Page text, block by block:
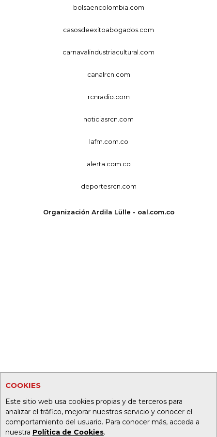
COOKIES
Este sitio web usa cookies propias y de terceros para
analizar el tráfico, mejorar nuestros servicio y conocer el
comportamiento del usuario. Para conocer más, acceda a
nuestra Política de Cookies.
bolsaencolombia.com
casosdeexitoabogados.com
carnavalindustriacultural.com
canalrcn.com
rcnradio.com
noticiasrcn.com
lafm.com.co
alerta.com.co
deportesrcn.com
Organización Ardila Lülle - oal.com.co